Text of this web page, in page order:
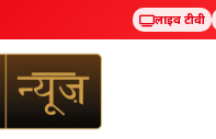
लाइव टीवी